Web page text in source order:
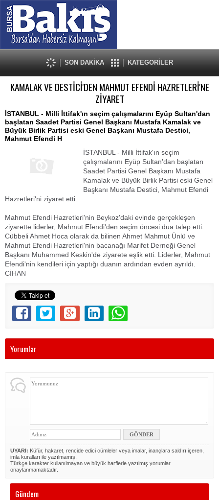
SON DAKİKA KATEGORİLER
KAMALAK VE DESTİCİ'DEN MAHMUT EFENDİ HAZRETLERİ'NE
ZİYARET
İSTANBUL - Milli İttifak'ın seçim çalışmalarını Eyüp Sultan'dan
başlatan Saadet Partisi Genel Başkanı Mustafa Kamalak ve
Büyük Birlik Partisi eski Genel Başkanı Mustafa Destici,
Mahmut Efendi H
İSTANBUL - Milli İttifak'ın seçim
çalışmalarını Eyüp Sultan'dan başlatan
Saadet Partisi Genel Başkanı Mustafa
Kamalak ve Büyük Birlik Partisi eski Genel
Başkanı Mustafa Destici, Mahmut Efendi
Hazretleri'ni ziyaret etti.
Mahmut Efendi Hazretleri'nin Beykoz'daki evinde gerçekleşen
ziyarette liderler, Mahmut Efendi'den seçim öncesi dua talep etti.
Cübbeli Ahmet Hoca olarak da bilinen Ahmet Mahmut Ünlü ve
Mahmut Efendi Hazretleri'nin bacanağı Marifet Derneği Genel
Başkanı Muhammed Keskin'de ziyarete eşlik etti. Liderler, Mahmut
Efendi'nin kendileri için yaptığı duanın ardından evden ayrıldı.
CİHAN
Yorumlar
UYARI: Küfür, hakaret, rencide edici cümleler veya imalar, inançlara saldırı içeren,
imla kuralları ile yazılmamış,
Türkçe karakter kullanılmayan ve büyük harflerle yazılmış yorumlar
onaylanmamaktadır.
Gündem